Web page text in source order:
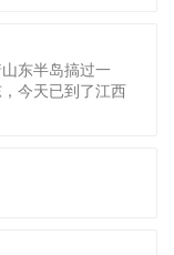
东半岛搞过一
今天已到了江西